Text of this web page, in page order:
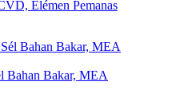
Élémen Pemanas
Bahan Bakar, MEA